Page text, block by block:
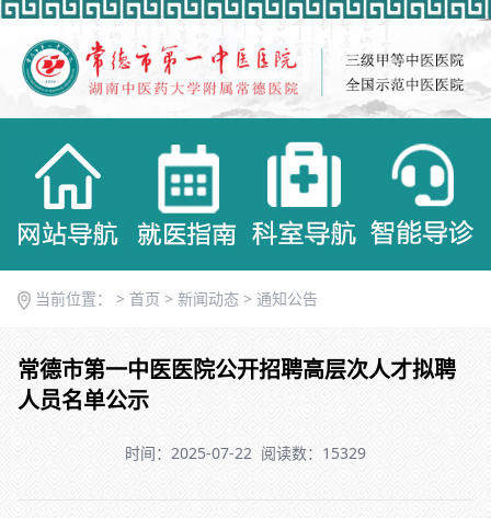
当前位置： > 首页 > 新闻动态 > 通知公告
常德市第一中医医院公开招聘高层次人才拟聘
人员名单公示
时间：2025-07-22 阅读数：15329